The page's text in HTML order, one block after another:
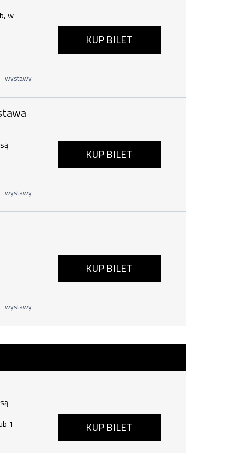
w
wystawy
KUP BILET
dla dużych i małych , 7
wystawy
KUP BILET
wystawy
KUP BILET
1
KUP BILET